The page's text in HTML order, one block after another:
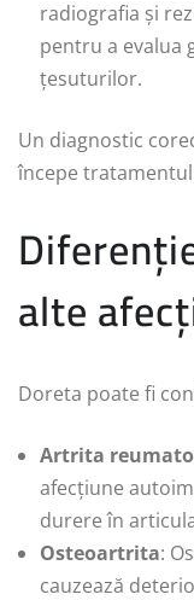
radiografia și
pentru a evalua
țesuturilor.
Un diagnostic
începe
alte
Doreta poate fi
Artrita
afecțiune
durere în
Osteoartrita:
cauzează